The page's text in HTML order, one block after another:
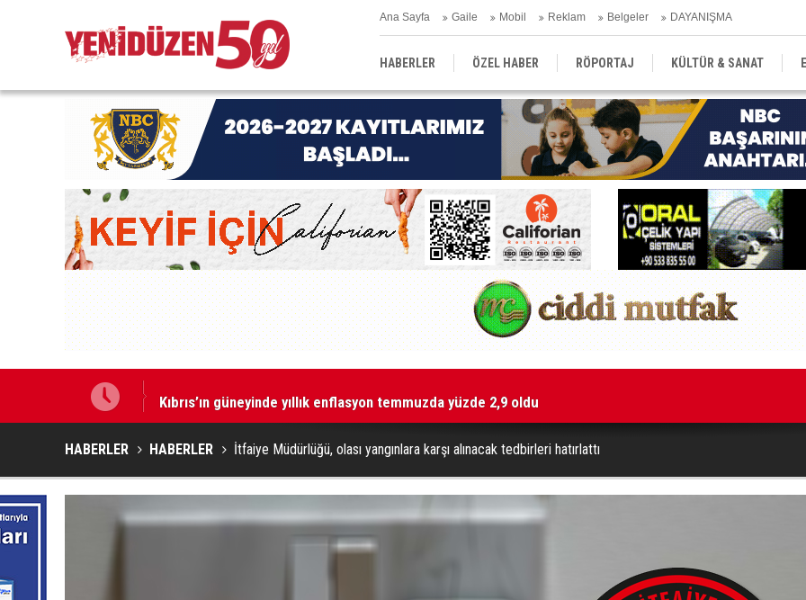
Ana Sayfa Gaile Mobil Reklam Belgeler DAYANIŞMA
HABERLER ÖZEL HABER RÖPORTAJ KÜLTÜR & SANAT
EĞİTİM YEREL YÖNETİM DERGİLER SEKTÖR
Kıbrıs’ın güneyinde yıllık enflasyon temmuzda yüzde 2,9 oldu
HABERLER HABERLER İtfaiye Müdürlüğü, olası yangınlara karşı alınacak tedbirleri hatırlattı